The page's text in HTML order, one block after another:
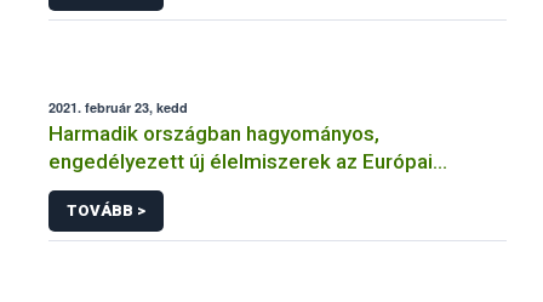
2021. február 23, kedd
Harmadik országban hagyományos,
engedélyezett új élelmiszerek az Európai
Unióban
TOVÁBB >